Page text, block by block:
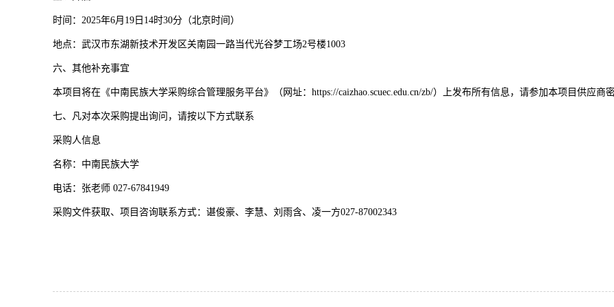
时间：2025年6月19日14时30分（北京时间）
地点：武汉市东湖新技术开发区关南园一路当代光谷梦工场2号楼1003
六、其他补充事宜
本项目将在《中南民族大学采购综合管理服务平台》（网址：https://caizhao.scuec.edu.cn/zb/）上发布所有信息，请参加本项目供应商密
七、凡对本次采购提出询问，请按以下方式联系
采购人信息
名称：中南民族大学
电话：张老师 027-67841949
采购文件获取、项目咨询联系方式：谌俊豪、李慧、刘雨含、凌一方027-87002343